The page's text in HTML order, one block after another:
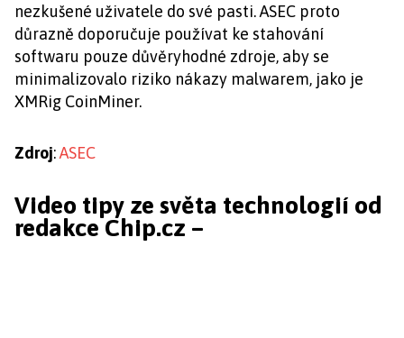
nezkušené uživatele do své pasti. ASEC proto
důrazně doporučuje používat ke stahování
softwaru pouze důvěryhodné zdroje, aby se
minimalizovalo riziko nákazy malwarem, jako je
XMRig CoinMiner.
Zdroj:ASEC
Video tipy ze světa technologií od
redakce Chip.cz –